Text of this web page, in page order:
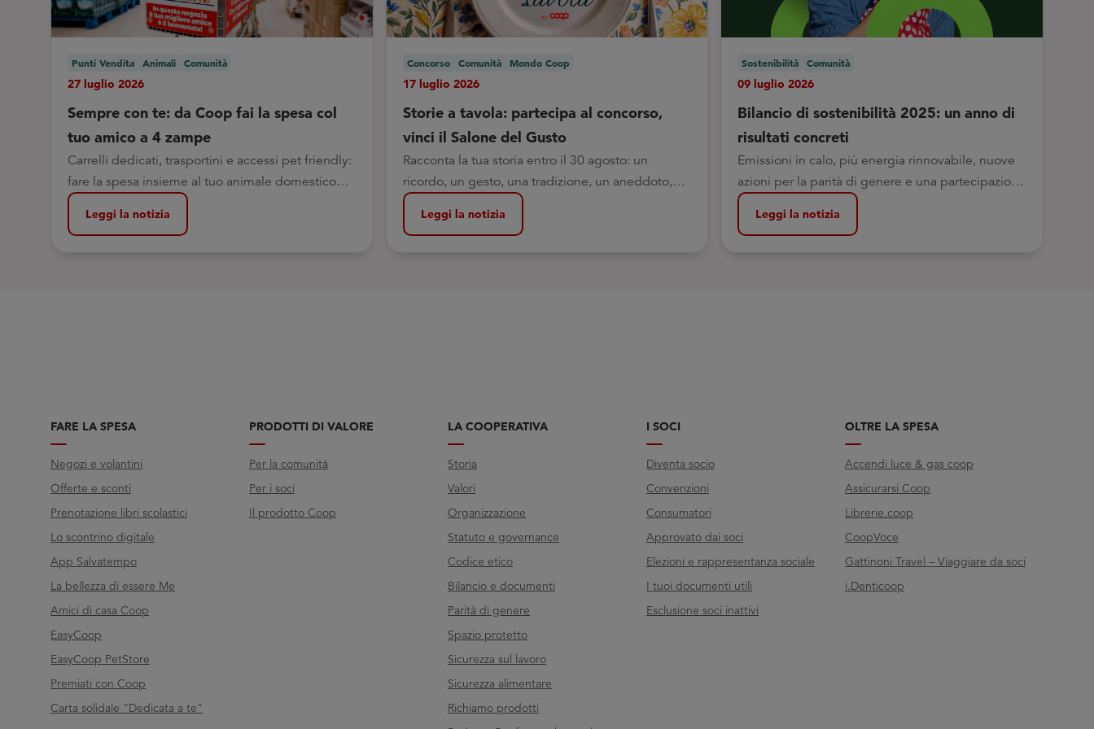
Punti Vendita Animali Comunità
27 luglio 2026
Sempre con te: da Coop fai la spesa col
tuo amico a 4 zampe
Carrelli dedicati, trasportini e accessi pet friendly:
fare la spesa insieme al tuo animale domestico
oggi è ancora più semplice
Leggi la notizia
Concorso Comunità Mondo Coop
17 luglio 2026
Storie a tavola: partecipa al concorso,
vinci il Salone del Gusto
Racconta la tua storia entro il 30 agosto: un
ricordo, un gesto, una tradizione, un aneddoto,
legati a una ricetta o a un cibo.
Leggi la notizia
Sostenibilità Comunità
09 luglio 2026
Bilancio di sostenibilità 2025: un anno di
risultati concreti
Emissioni in calo, più energia rinnovabile, nuove
azioni per la parità di genere e una partecipazione
sempre più attiva dei soci
Leggi la notizia
FARE LA SPESA
Negozi e volantini
Offerte e sconti
Prenotazione libri scolastici
Lo scontrino digitale
App Salvatempo
La bellezza di essere Me
Amici di casa Coop
EasyCoop
EasyCoop PetStore
Premiati con Coop
Carta solidale "Dedicata a te"
PRODOTTI DI VALORE
Per la comunità
Per i soci
Il prodotto Coop
LA COOPERATIVA
Storia
Valori
Organizzazione
Statuto e governance
Codice etico
Bilancio e documenti
Parità di genere
Spazio protetto
Sicurezza sul lavoro
Sicurezza alimentare
Richiamo prodotti
I SOCI
Diventa socio
Convenzioni
Consumatori
Approvato dai soci
Elezioni e rappresentanza sociale
I tuoi documenti utili
Esclusione soci inattivi
OLTRE LA SPESA
Accendi luce & gas coop
Assicurarsi Coop
Librerie.coop
CoopVoce
Gattinoni Travel – Viaggiare da soci
i.Denticoop